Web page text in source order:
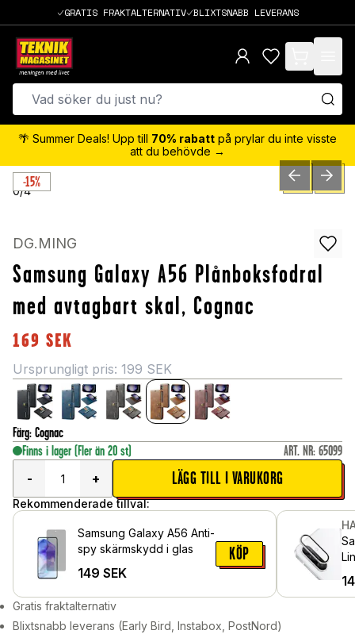
GRATIS FRAKTALTERNATIV BLIXTSNABB LEVERANS
items in cart,
🌴 Summer Deals! Upp till 70% rabatt på prylar du inte visste
att du behövde →
-15%
0/4 PREVIOUSNEXT
DG.MING
Samsung Galaxy A56 Plånboksfodral
med avtagbart skal, Cognac
169 SEK
Ursprungligt pris: 199 SEK
Färg: Cognac
Finns i lager (Fler än 20 st) ART. NR: 65099
-
+ LÄGG TILL I VARUKORG
Rekommenderade tillval:
Samsung Galaxy A56 Anti-
spy skärmskydd i glas
149 SEK
KÖP
Gratis fraktalternativ
Blixtsnabb leverans (Early Bird, Instabox, PostNord)